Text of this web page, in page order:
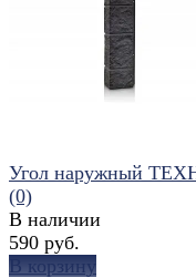
сравнить
Угол наружный
(0)
В наличии
590 руб.
В корзину